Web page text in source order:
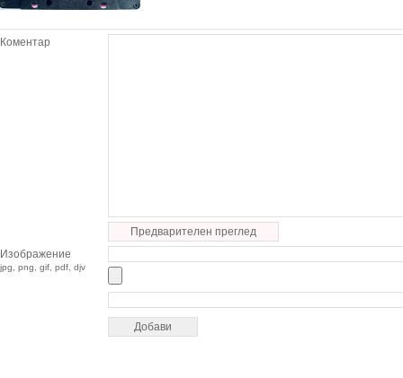
Коментар
Предварителен преглед
Изображение
jpg, png, gif, pdf, djv